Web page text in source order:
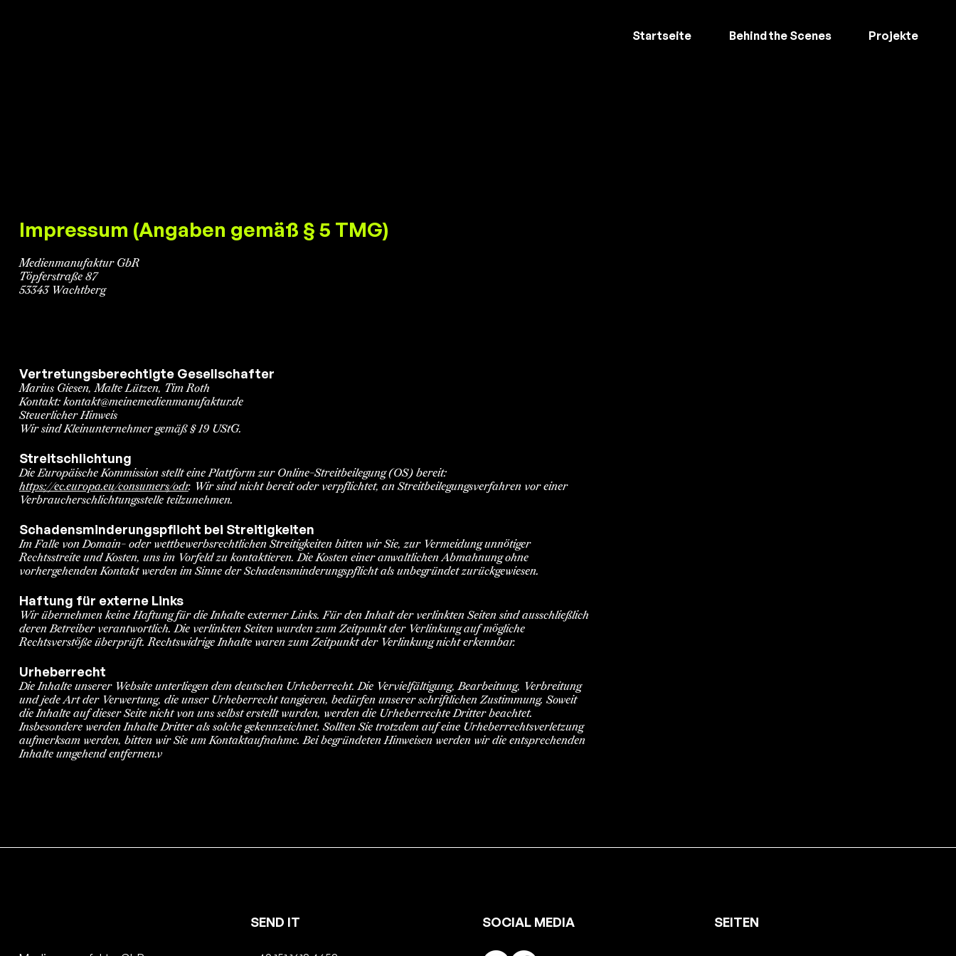
Startseite Behind the Scenes Projekte
Impressum (Angaben gemäß § 5 TMG)
Medienmanufaktur GbR
Töpferstraße 87
53343 Wachtberg
Vertretungsberechtigte Gesellschafter
Marius Giesen, Malte Lützen, Tim Roth
Kontakt:kontakt@meinemedienmanufaktur.de
Steuerlicher Hinweis
Wir sind Kleinunternehmer gemäß § 19 UStG.
Streitschlichtung
Die Europäische Kommission stellt eine Plattform zur Online-Streitbeilegung (OS) bereit:
https://ec.europa.eu/consumers/odr. Wir sind nicht bereit oder verpflichtet, an Streitbeilegungsverfahren vor einer
Verbraucherschlichtungsstelle teilzunehmen.
Schadensminderungspflicht bei Streitigkeiten
Im Falle von Domain- oder wettbewerbsrechtlichen Streitigkeiten bitten wir Sie, zur Vermeidung unnötiger
Rechtsstreite und Kosten, uns im Vorfeld zu kontaktieren. Die Kosten einer anwaltlichen Abmahnung ohne
vorhergehenden Kontakt werden im Sinne der Schadensminderungspflicht als unbegründet zurückgewiesen.
Haftung für externe Links
Wir übernehmen keine Haftung für die Inhalte externer Links. Für den Inhalt der verlinkten Seiten sind ausschließlich
deren Betreiber verantwortlich. Die verlinkten Seiten wurden zum Zeitpunkt der Verlinkung auf mögliche
Rechtsverstöße überprüft. Rechtswidrige Inhalte waren zum Zeitpunkt der Verlinkung nicht erkennbar.
Urheberrecht
Die Inhalte unserer Website unterliegen dem deutschen Urheberrecht. Die Vervielfältigung, Bearbeitung, Verbreitung
und jede Art der Verwertung, die unser Urheberrecht tangieren, bedürfen unserer schriftlichen Zustimmung. Soweit
die Inhalte auf dieser Seite nicht von uns selbst erstellt wurden, werden die Urheberrechte Dritter beachtet.
Insbesondere werden Inhalte Dritter als solche gekennzeichnet. Sollten Sie trotzdem auf eine Urheberrechtsverletzung
aufmerksam werden, bitten wir Sie um Kontaktaufnahme. Bei begründeten Hinweisen werden wir die entsprechenden
Inhalte umgehend entfernen.v
SEND IT SOCIAL MEDIA SEITEN